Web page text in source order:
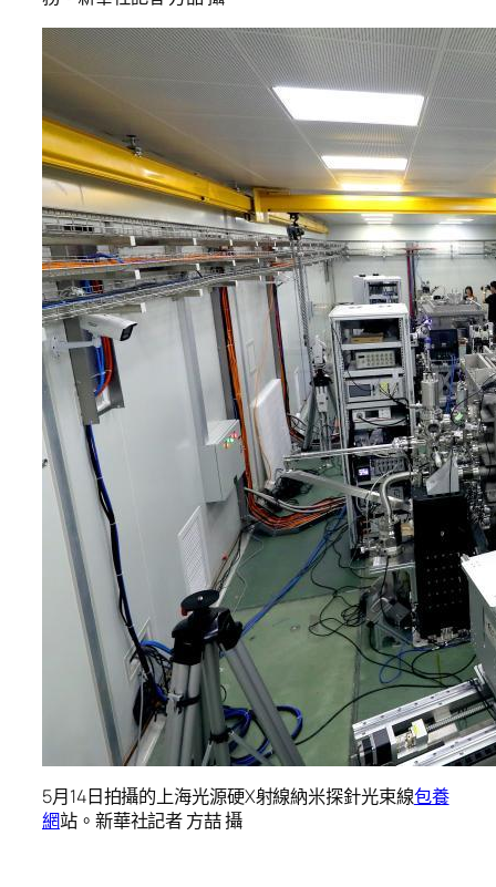
5月14日拍攝的上海光源硬X射線納米探針光束線包養
網站。新華社記者 方喆 攝